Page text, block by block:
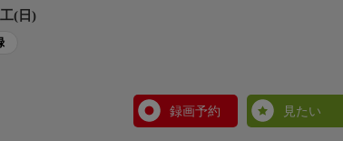
(日)
録画予約
見たい